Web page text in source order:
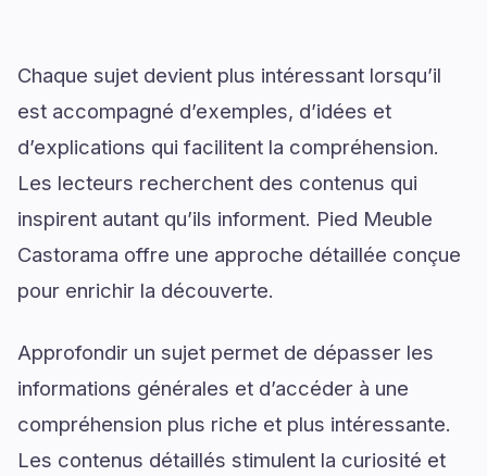
Chaque sujet devient plus intéressant lorsqu’il
est accompagné d’exemples, d’idées et
d’explications qui facilitent la compréhension.
Les lecteurs recherchent des contenus qui
inspirent autant qu’ils informent. Pied Meuble
Castorama offre une approche détaillée conçue
pour enrichir la découverte.
Approfondir un sujet permet de dépasser les
informations générales et d’accéder à une
compréhension plus riche et plus intéressante.
Les contenus détaillés stimulent la curiosité et